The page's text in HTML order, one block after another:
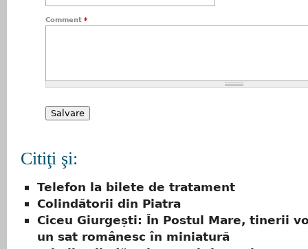
Comment *
Citiţi şi:
Telefon la bilete de tratament
Colindătorii din Piatra
Ciceu Giurgești: În Postul Mare, tinerii
un sat românesc în miniatură